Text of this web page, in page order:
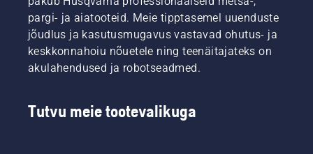
pargi- ja aiatooteid. Meie tipptasemel uuenduste
jõudlus ja kasutusmugavus vastavad ohutus- ja
keskkonnahoiu nõuetele ning teenäitajateks on
akulahendused ja robotseadmed.
Tutvu meie tootevalikuga